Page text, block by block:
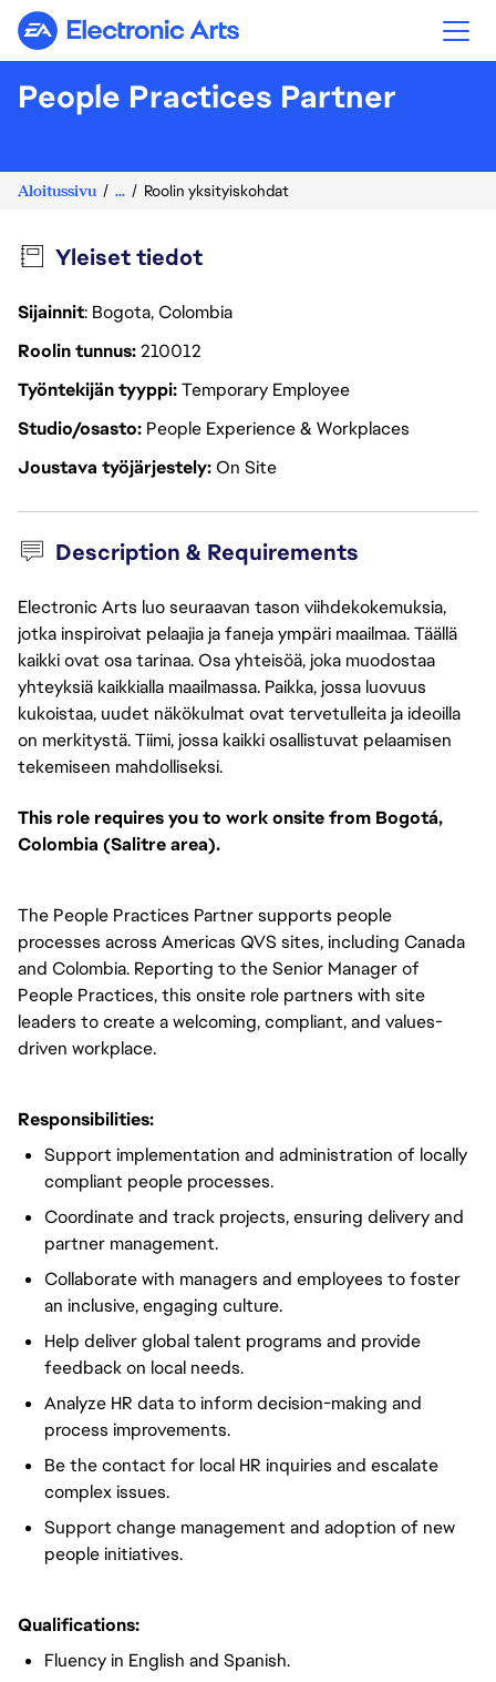
Electronic Arts
People Practices Partner
Aloitussivu ... Roolin yksityiskohdat
Yleiset tiedot
Sijainnit: Bogota, Colombia
Roolin tunnus210012
Työntekijän tyyppiTemporary Employee
Studio/osasto People Experience & Workplaces
Joustava työjärjestelyOn Site
Description & Requirements
Electronic Arts luo seuraavan tason viihdekokemuksia,
jotka inspiroivat pelaajia ja faneja ympäri maailmaa. Täällä
kaikki ovat osa tarinaa. Osa yhteisöä, joka muodostaa
yhteyksiä kaikkialla maailmassa. Paikka, jossa luovuus
kukoistaa, uudet näkökulmat ovat tervetulleita ja ideoilla
on merkitystä. Tiimi, jossa kaikki osallistuvat pelaamisen
tekemiseen mahdolliseksi.
This role requires you to work onsite from Bogotá,
Colombia (Salitre area).
The People Practices Partner supports people
processes across Americas QVS sites, including Canada
and Colombia. Reporting to the Senior Manager of
People Practices, this onsite role partners with site
leaders to create a welcoming, compliant, and values-
driven workplace.
Responsibilities:
Support implementation and administration of locally
compliant people processes.
Coordinate and track projects, ensuring delivery and
partner management.
Collaborate with managers and employees to foster
an inclusive, engaging culture.
Help deliver global talent programs and provide
feedback on local needs.
Analyze HR data to inform decision-making and
process improvements.
Be the contact for local HR inquiries and escalate
complex issues.
Support change management and adoption of new
people initiatives.
Qualifications:
Fluency in English and Spanish.